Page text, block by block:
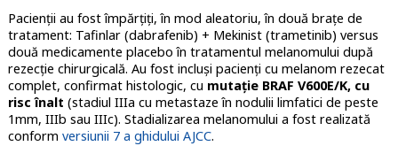
Pacienții au fost împărțiți, în mod aleatoriu, în două brațe de
tratament: Tafinlar (dabrafenib) + Mekinist (trametinib) versus
două medicamente placebo în tratamentul melanomului după
rezecție chirurgicală. Au fost incluși pacienți cu melanom rezecat
complet, confirmat histologic, cu mutație BRAF V600E/K, cu
risc înalt (stadiul IIIa cu metastaze în nodulii limfatici de peste
1mm, IIIb sau IIIc). Stadializarea melanomului a fost realizată
conform versiunii 7 a ghidului AJCC.